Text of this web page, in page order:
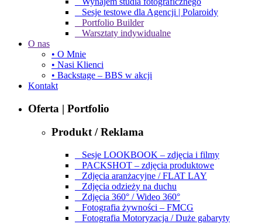
Sesje testowe dla Agencji | Polaroidy
Portfolio Builder
Warsztaty indywidualne
O nas
• O Mnie
• Nasi Klienci
• Backstage – BBS w akcji
Kontakt
Oferta | Portfolio
Produkt / Reklama
Sesje LOOKBOOK – zdjęcia i filmy
PACKSHOT – zdjęcia produktowe
Zdjęcia aranżacyjne / FLAT LAY
Zdjęcia odzieży na duchu
Zdjęcia 360° / Wideo 360°
Fotografia żywności – FMCG
Fotografia Motoryzacja / Duże gabaryty